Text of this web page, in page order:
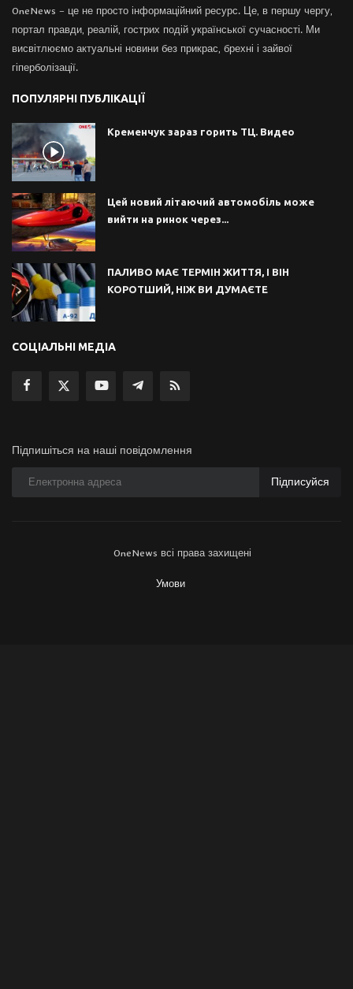
OneNews – це не просто інформаційний ресурс. Це, в першу чергу,
портал правди, реалій, гострих подій української сучасності. Ми
висвітлюємо актуальні новини без прикрас, брехні і зайвої
гіперболізації.
ПОПУЛЯРНІ ПУБЛІКАЦІЇ
Кременчук зараз горить ТЦ. Видео
Цей новий літаючий автомобіль може
вийти на ринок через...
ПАЛИВО МАЄ ТЕРМІН ЖИТТЯ, І ВІН
КОРОТШИЙ, НІЖ ВИ ДУМАЄТЕ
СОЦІАЛЬНІ МЕДІА
Підпишіться на наші повідомлення
Підписуйся
OneNews всі права захищені
Умови